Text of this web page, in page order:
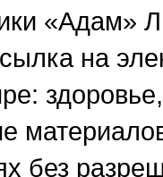
«Адам»
на
здоровье,
без